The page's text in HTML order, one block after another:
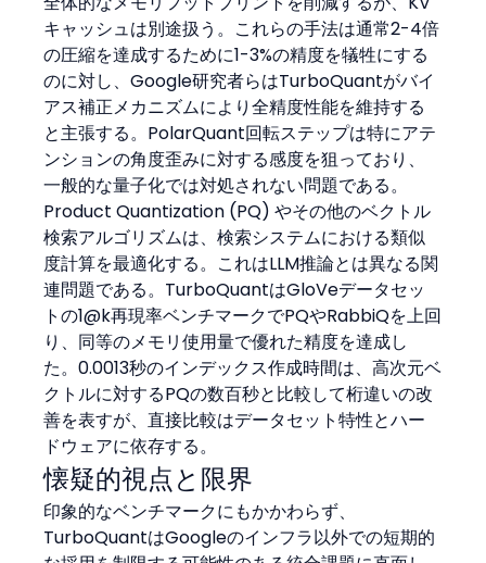
キャッシュは別途扱う。これらの手法は通常2-4倍
の圧縮を達成するために1-3%の精度を犠牲にする
のに対し、Google研究者らはTurboQuantがバイ
アス補正メカニズムにより全精度性能を維持する
と主張する。PolarQuant回転ステップは特にアテ
ンションの角度歪みに対する感度を狙っており、
一般的な量子化では対処されない問題である。
Product Quantization (PQ) やその他のベクトル
検索アルゴリズムは、検索システムにおける類似
度計算を最適化する。これはLLM推論とは異なる関
連問題である。TurboQuantはGloVeデータセッ
トの1@k再現率ベンチマークでPQやRabbiQを上回
り、同等のメモリ使用量で優れた精度を達成し
た。0.0013秒のインデックス作成時間は、高次元ベ
クトルに対するPQの数百秒と比較して桁違いの改
善を表すが、直接比較はデータセット特性とハー
ドウェアに依存する。
懐疑的視点と限界
印象的なベンチマークにもかかわらず、
TurboQuantはGoogleのインフラ以外での短期的